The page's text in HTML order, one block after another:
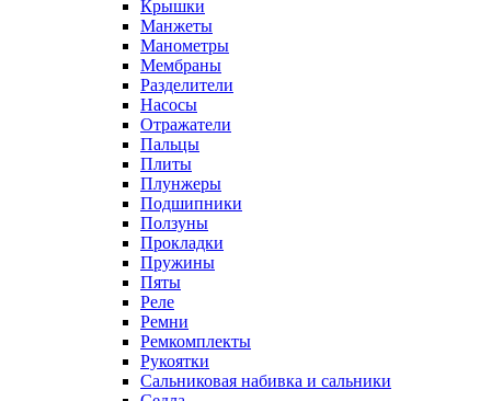
Крышки
Манжеты
Манометры
Мембраны
Разделители
Насосы
Отражатели
Пальцы
Плиты
Плунжеры
Подшипники
Ползуны
Прокладки
Пружины
Пяты
Реле
Ремни
Ремкомплекты
Рукоятки
Сальниковая набивка и сальники